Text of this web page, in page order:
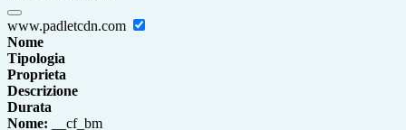
www.padletcdn.com
Nome
Tipologia
Proprieta
Descrizione
Durata
Nome: __cf_bm